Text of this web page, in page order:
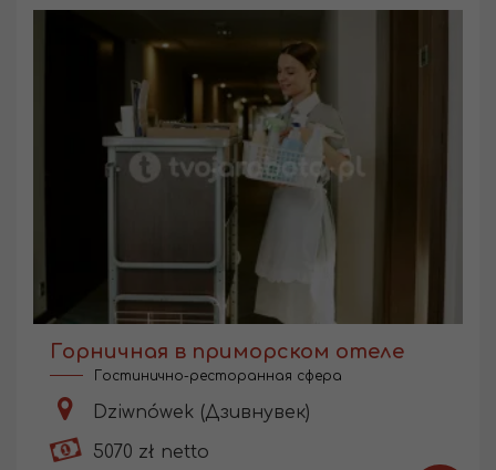
Горничная в приморском отеле
Гостинично-ресторанная сфера
Dziwnówek (Дзивнувек)
5070 zł netto